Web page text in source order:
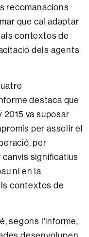
recomanacions
que cal adaptar
contextos de
dels agents
destaca que
va suposar
per assolir el
per
significatius
ni en la
contextos de
segons l'informe,